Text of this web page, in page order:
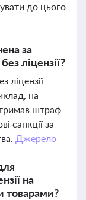
до цього
за
ліцензії?
ліцензії
на
штраф
санкції за
Джерело
на
товарами?